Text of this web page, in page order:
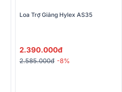
Loa Trợ Giảng Hylex AS35
2.390.000đ
2.585.000đ -8%